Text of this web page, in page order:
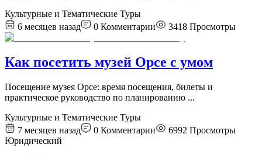
Культурные и Тематические Туры
6 месяцев назад
0 Комментарии 3418 Просмотры
Как посетить музей Орсе с умом
Посещение музея Орсе: время посещения, билеты и
практическое руководство по планированию ...
Культурные и Тематические Туры
7 месяцев назад
0 Комментарии 6992 Просмотры
Юридический